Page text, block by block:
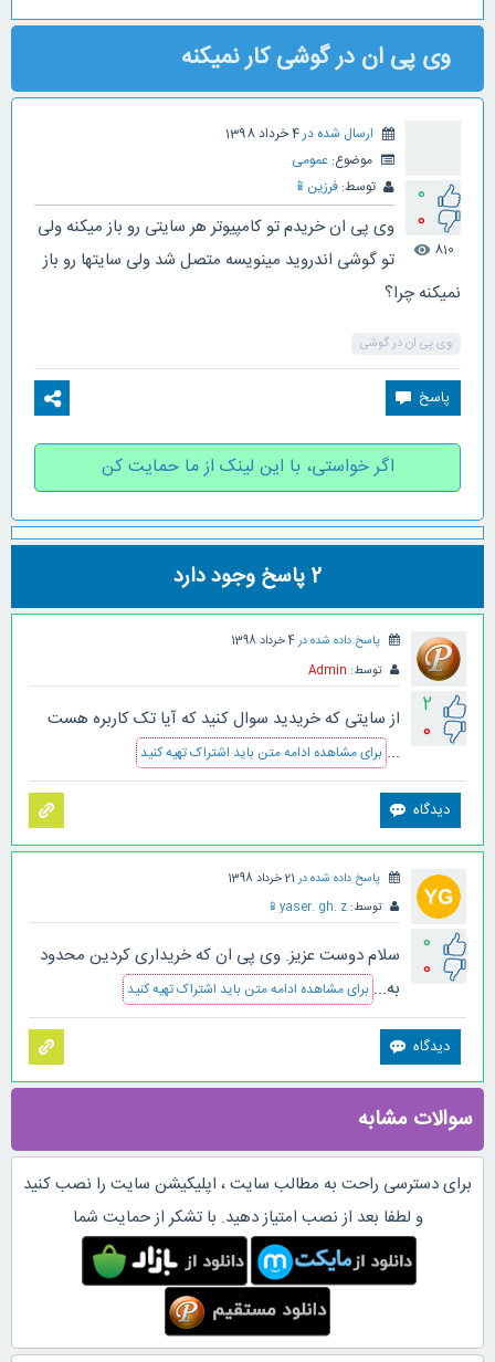
وی پی ان در گوشی کار نمیکنه
0
0
810
visibility
ارسال شده در4 خرداد 1398
موضوع: عمومی
توسط: فرزین 📱
وی پی ان خریدم تو کامپیوتر هر سایتی رو باز میکنه ولی
تو گوشی اندروید مینویسه متصل شد ولی سایتها رو باز
نمیکنه چرا؟
وی پی ان در گوشی
اگر خواستی، با این لینک از ما حمایت کن
2پاسخ وجود دارد
2
0
پاسخ داده شده در4 خرداد 1398
توسط: Admin
از سایتی که خریدید سوال کنید که آیا تک کاربره هست
... برای مشاهده ادامه متن باید اشتراک تهیه کنید
0
0
پاسخ داده شده در 21 خرداد 1398
توسط: yaser. gh. z
📱
سلام دوست عزیز. وی پی ان که خریداری کردین محدود
به... برای مشاهده ادامه متن باید اشتراک تهیه کنید
سوالات مشابه
برای دسترسی راحت به مطالب سایت ، اپلیکیشن سایت را نصب کنید
و لطفا بعد از نصب امتیاز دهید. با تشکر از حمایت شما